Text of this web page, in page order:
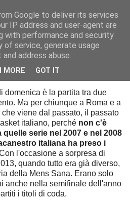
domenica è la partita tra due
Ma per chiunque a Roma e a
viene dal passato, il passato
italiano, perché non c'è
serie nel 2007 e nel 2008
italiana ha preso i
l'occasione a sorpresa di
quando tutto era già diverso,
della Mens Sana. Erano solo
anche nella semifinale dell'anno
i titoli di coda.
Google to deliver its services
IP address and user-agent are
with performance and security
service, generate usage
address abuse.
MORE GOT IT